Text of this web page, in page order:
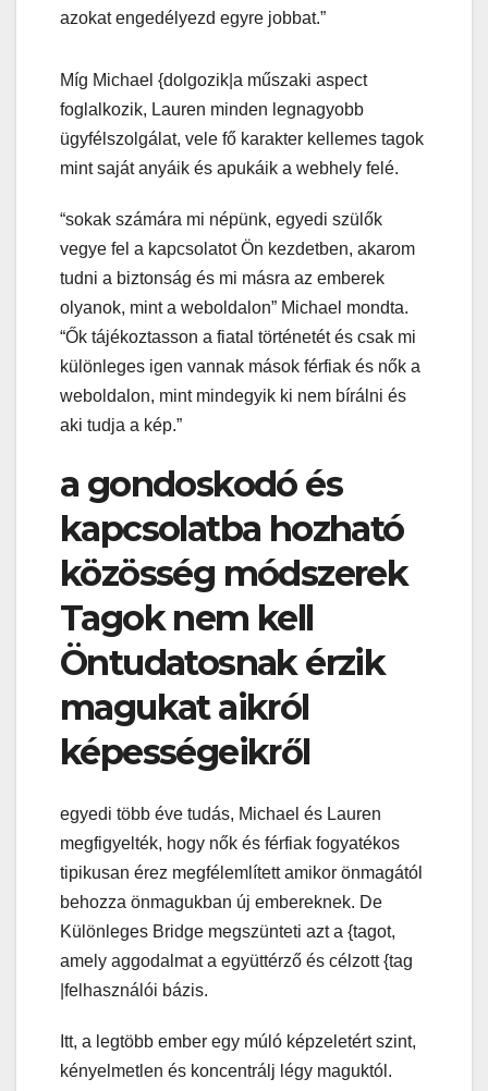
azokat engedélyezd egyre jobbat.”
Míg Michael {dolgozik|a műszaki aspect
foglalkozik, Lauren minden legnagyobb
ügyfélszolgálat, vele fő karakter kellemes tagok
mint saját anyáik és apukáik a webhely felé.
“sokak számára mi népünk, egyedi szülők
vegye fel a kapcsolatot Ön kezdetben, akarom
tudni a biztonság és mi másra az emberek
olyanok, mint a weboldalon” Michael mondta.
“Ők tájékoztasson a fiatal történetét és csak mi
különleges igen vannak mások férfiak és nők a
weboldalon, mint mindegyik ki nem bírálni és
aki tudja a kép.”
a gondoskodó és
kapcsolatba hozható
közösség módszerek
Tagok nem kell
Öntudatosnak érzik
magukat aikról
képességeikről
egyedi több éve tudás, Michael és Lauren
megfigyelték, hogy nők és férfiak fogyatékos
tipikusan érez megfélemlített amikor önmagától
behozza önmagukban új embereknek. De
Különleges Bridge megszünteti azt a {tagot,
amely aggodalmat a együttérző és célzott {tag
|felhasználói bázis.
Itt, a legtöbb ember egy múló képzeletért szint,
kényelmetlen és koncentrálj légy maguktól.